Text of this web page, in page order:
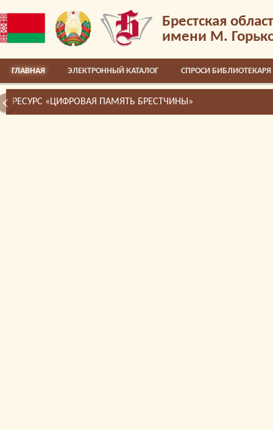
Брестская
имени М.
ГЛАВНАЯ ЭЛЕКТРОННЫЙ КАТАЛОГ СПРОСИ БИБЛИОТЕКАРЯ
РЕСУРС «ЦИФРОВАЯ ПАМЯТЬ БРЕСТЧИНЫ»